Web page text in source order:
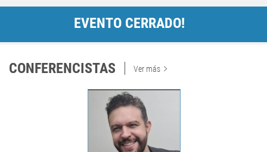
EVENTO CERRADO!
CONFERENCISTAS Ver más